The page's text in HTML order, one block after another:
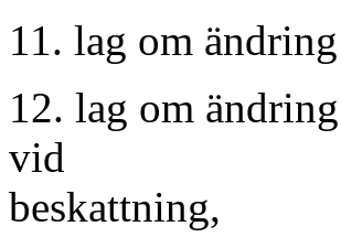
11. lag om
12. lag om
vid
beskattning,